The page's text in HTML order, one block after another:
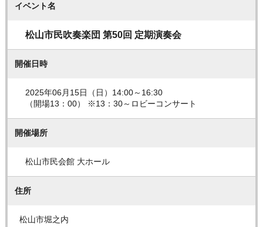
イベント名
松山市民吹奏楽団 第50回 定期演奏会
開催日時
2025年06月15日（日）14:00～16:30
（開場13：00） ※13：30～ロビーコンサート
開催場所
松山市民会館 大ホール
住所
松山市堀之内